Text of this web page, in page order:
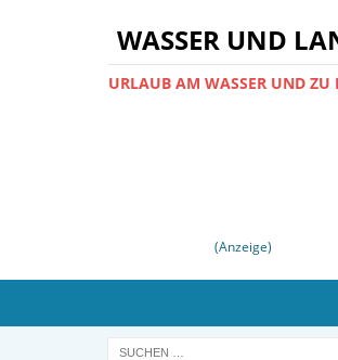
WASSER UND
URLAUB AM WASSER UND ZU
(Anzeige)